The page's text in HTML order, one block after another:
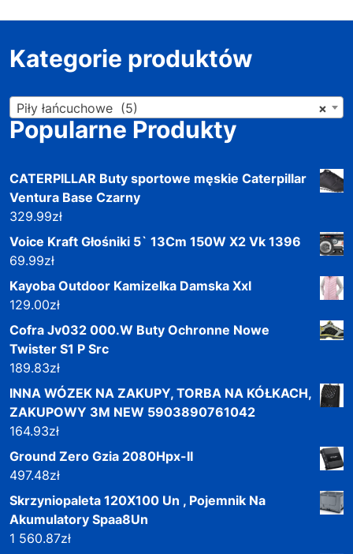
Kategorie produktów
×
Piły łańcuchowe (5)
Popularne Produkty
CATERPILLAR Buty sportowe męskie Caterpillar
Ventura Base Czarny
329.99zł
Voice Kraft Głośniki 5` 13Cm 150W X2 Vk 1396
69.99zł
Kayoba Outdoor Kamizelka Damska Xxl
129.00zł
Cofra Jv032 000.W Buty Ochronne Nowe
Twister S1 P Src
189.83zł
INNA WÓZEK NA ZAKUPY, TORBA NA KÓŁKACH,
ZAKUPOWY 3M NEW 5903890761042
164.93zł
Ground Zero Gzia 2080Hpx-II
497.48zł
Skrzyniopaleta 120X100 Un , Pojemnik Na
Akumulatory Spaa8Un
1 560.87zł